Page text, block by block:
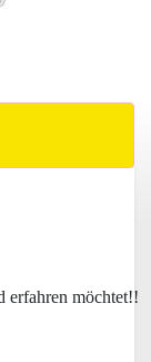
erfahren möchtet!!